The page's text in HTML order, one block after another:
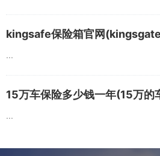
kingsafe保险箱官网
...
15万车保险多少钱一年(15万的
...